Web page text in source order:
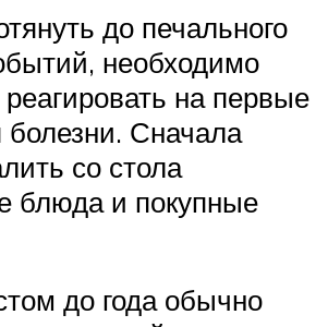
до печального
необходимо
на первые
болезни. Сначала
со стола
блюда и покупные
до года обычно